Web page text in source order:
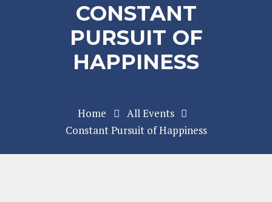
CONSTANT
PURSUIT OF
HAPPINESS
Home
All Events
Constant Pursuit of Happiness